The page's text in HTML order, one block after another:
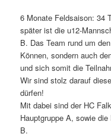
6 Monate Feldsaison: 34
später ist die u12-
B. Das Team rund um
Können, sondern auch
und sich somit die
Wir sind stolz darauf
dürfen!
Mit dabei sind der HC
Hauptgruppe A, sowie
B.